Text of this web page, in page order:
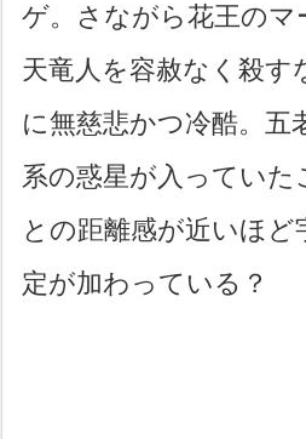
ゲ。さながら花王のマ
天竜人を容赦なく殺す
に無慈悲かつ冷酷。五
系の惑星が入ってい
との距離感が近いほ
定が加わっている？